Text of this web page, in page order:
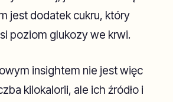
jest dodatek cukru, który
poziom glukozy we krwi.
insightem nie jest więc
kilokalorii, ale ich źródło i